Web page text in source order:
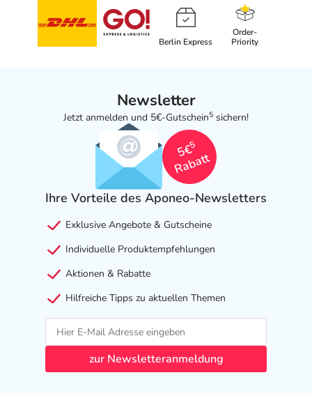
Berlin Express
Order-
Priority
Newsletter
Jetzt anmelden und 5€-Gutschein5 sichern!
5€
5
Rabatt
Ihre Vorteile des Aponeo-Newsletters
Exklusive Angebote & Gutscheine
Individuelle Produktempfehlungen
Aktionen & Rabatte
Hilfreiche Tipps zu aktuellen Themen
zur Newsletteranmeldung